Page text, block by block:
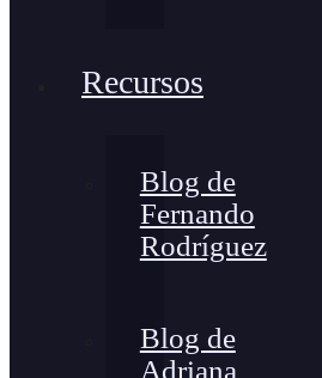
Recursos
Blog de
Fernando
Rodríguez
Blog de
Adriana